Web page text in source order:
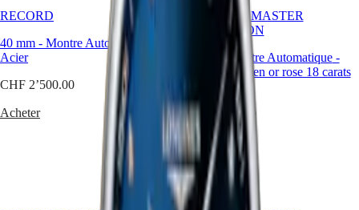
FLYBACK
LONGINES
SPIRIT
CHRONOGRAPH
LONGINES
SPIRIT
LONGINES
SPIRIT
FLYBACK
(Zh)
India
日
門
别
RECORD
40 mm - Montre Automatique
Acier
CHF 2’500.00
Acheter
LONGINES MASTER
COLLECTION
- Montre Automatique-
acier et coiffe en or rose 18 carats
200 microns
CHF 4’350.00
Acheter